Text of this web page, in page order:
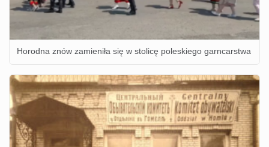
Horodna znów zamieniła się w stolicę poleskiego garncarstwa